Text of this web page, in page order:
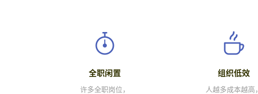
全职闲置
许多全职岗位，
组织低效
人越多成本越高，